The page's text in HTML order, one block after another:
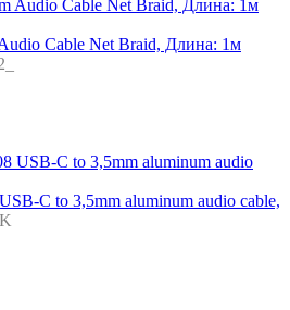
Cable Net Braid, Длина: 1м
C to 3,5mm aluminum audio cable,